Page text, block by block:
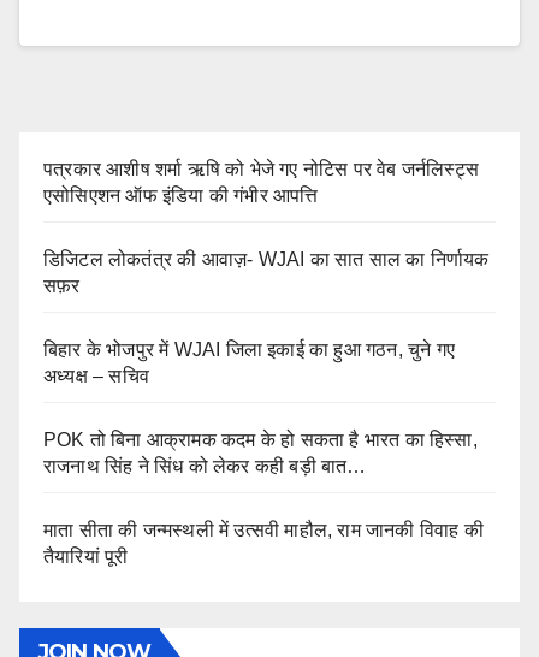
पत्रकार आशीष शर्मा ऋषि को भेजे गए नोटिस पर वेब जर्नलिस्ट्स
एसोसिएशन ऑफ इंडिया की गंभीर आपत्ति
डिजिटल लोकतंत्र की आवाज़- WJAI का सात साल का निर्णायक
सफ़र
बिहार के भोजपुर में WJAI जिला इकाई का हुआ गठन, चुने गए
अध्यक्ष – सचिव
POK तो बिना आक्रामक कदम के हो सकता है भारत का हिस्सा,
राजनाथ सिंह ने सिंध को लेकर कही बड़ी बात…
माता सीता की जन्मस्थली में उत्सवी माहौल, राम जानकी विवाह की
तैयारियां पूरी